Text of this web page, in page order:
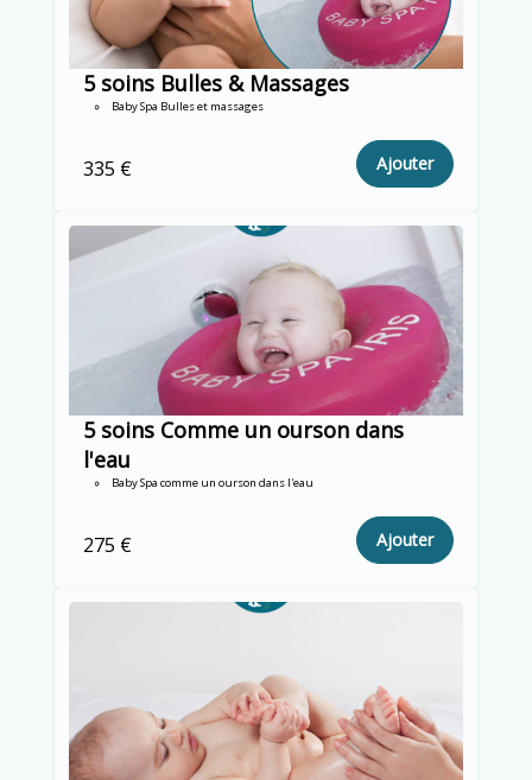
5 soins Bulles & Massages
Baby Spa Bulles et massages
335 € Ajouter
5 soins Comme un ourson dans
l'eau
Baby Spa comme un ourson dans l'eau
275 € Ajouter